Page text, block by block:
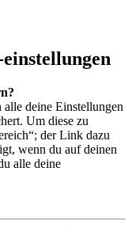
deine Einstellungen
Um diese zu
der Link dazu
wenn du auf deinen
alle deine